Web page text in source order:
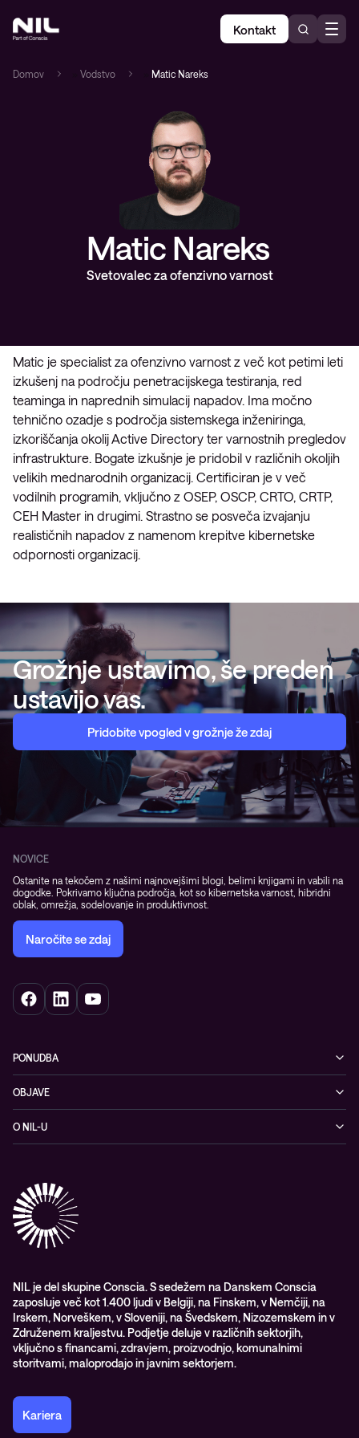
Kontakt
Domov Vodstvo Matic Nareks
Matic Nareks
Svetovalec za ofenzivno varnost
Matic je specialist za ofenzivno varnost z več kot petimi leti
izkušenj na področju penetracijskega testiranja, red
teaminga in naprednih simulacij napadov. Ima močno
tehnično ozadje s področja sistemskega inženiringa,
izkoriščanja okolij Active Directory ter varnostnih pregledov
infrastrukture. Bogate izkušnje je pridobil v različnih okoljih
velikih mednarodnih organizacij. Certificiran je v več
vodilnih programih, vključno z OSEP, OSCP, CRTO, CRTP,
CEH Master in drugimi. Strastno se posveča izvajanju
realističnih napadov z namenom krepitve kibernetske
odpornosti organizacij.
Grožnje ustavimo, še preden
ustavijo vas.
Pridobite vpogled v grožnje že zdaj
NOVICE
Ostanite na tekočem z našimi najnovejšimi blogi, belimi knjigami in vabili na
dogodke. Pokrivamo ključna področja, kot so kibernetska varnost, hibridni
oblak, omrežja, sodelovanje in produktivnost.
Naročite se zdaj
PONUDBA
Omrežje
Hibridni oblak
Izobraževanje
Upravljane IT storitve in podpora
Opazljivost
OBJAVE
Blogi
Videi
Vodiči
O NIL-U
Partnerji
Nagrade & priznanja industrije
WORK@NIL
Študenti
Trajnost in družbena odgovornost
NIL je del skupine Conscia. S sedežem na Danskem Conscia
zaposluje več kot 1.400 ljudi v Belgiji, na Finskem, v Nemčiji, na
Irskem, Norveškem, v Sloveniji, na Švedskem, Nizozemskem in v
Združenem kraljestvu. Podjetje deluje v različnih sektorjih,
vključno s financami, zdravjem, proizvodnjo, komunalnimi
storitvami, maloprodajo in javnim sektorjem.
Kariera